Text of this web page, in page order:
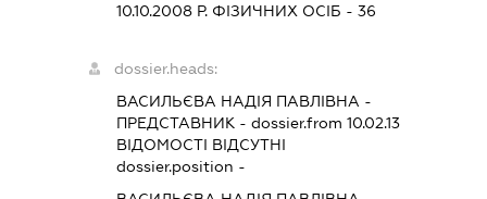
10.10.2008 Р. ФІЗИЧНИХ ОСІБ - 36
dossier.heads:
ВАСИЛЬЄВА НАДІЯ ПАВЛІВНА -
ПРЕДСТАВНИК - dossier.from 10.02.13
ВІДОМОСТІ ВІДСУТНІ
dossier.position -